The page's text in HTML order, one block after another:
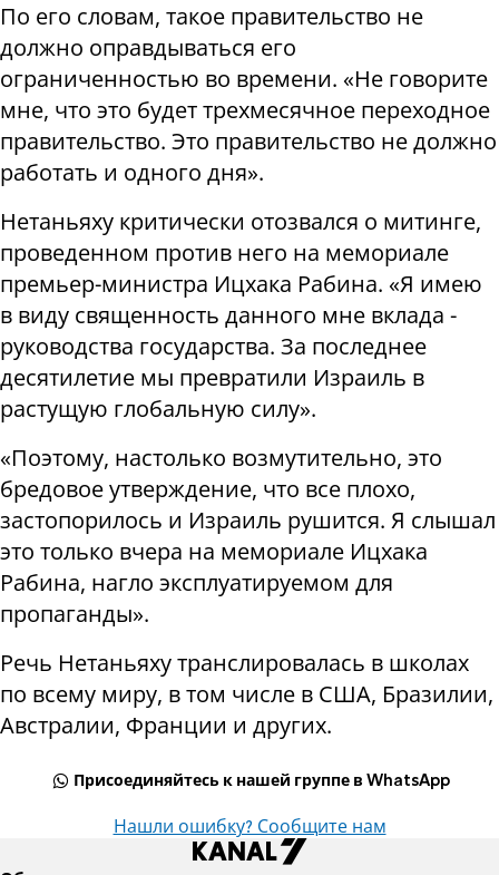
По его словам, такое правительство не
должно оправдываться его
ограниченностью во времени. «Не говорите
мне, что это будет трехмесячное переходное
правительство. Это правительство не должно
работать и одного дня».
Нетаньяху критически отозвался о митинге,
проведенном против него на мемориале
премьер-министра Ицхака Рабина. «Я имею
в виду священность данного мне вклада -
руководства государства. За последнее
десятилетие мы превратили Израиль в
растущую глобальную силу».
«Поэтому, настолько возмутительно, это
бредовое утверждение, что все плохо,
застопорилось и Израиль рушится. Я слышал
это только вчера на мемориале Ицхака
Рабина, нагло эксплуатируемом для
пропаганды».
Речь Нетаньяху транслировалась в школах
по всему миру, в том числе в США, Бразилии,
Австралии, Франции и других.
Присоединяйтесь к нашей группе в WhatsApp
Нашли ошибку? Сообщите нам